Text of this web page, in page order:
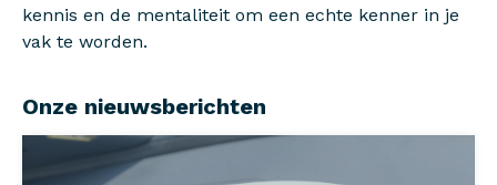
kennis en de mentaliteit om een echte kenner in je
vak te worden.
Onze nieuwsberichten